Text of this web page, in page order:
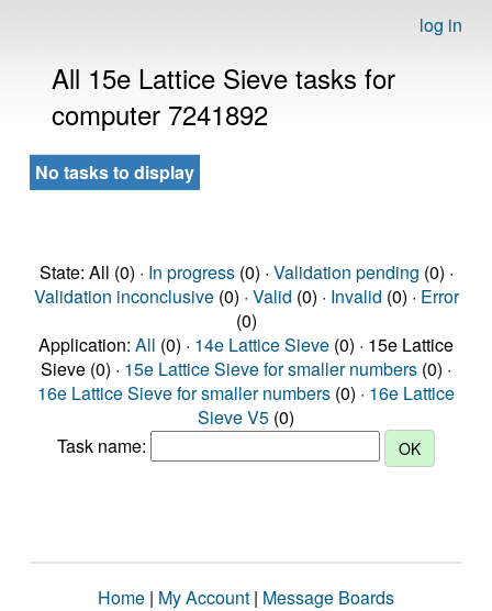
log in
All 15e Lattice Sieve tasks for
computer 7241892
No tasks to display
State: All (0) · In progress(0) · Validation pending (0) ·
Validation inconclusive(0) · Valid (0) · Invalid (0) · Error
(0)
Application: All (0) · 14e Lattice Sieve (0) · 15e Lattice
Sieve (0) · 15e Lattice Sieve for smaller numbers (0) ·
16e Lattice Sieve for smaller numbers (0) · 16e Lattice
Sieve V5 (0)
Task name:
Home | My Account | Message Boards